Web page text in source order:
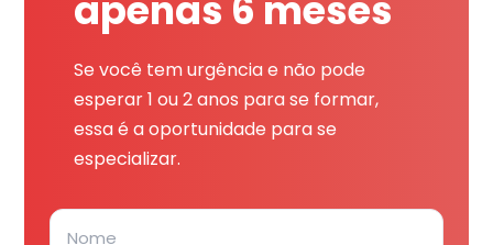
apenas 6 meses
Se você tem urgência e não pode
esperar 1 ou 2 anos para se formar,
essa é a oportunidade para se
especializar.